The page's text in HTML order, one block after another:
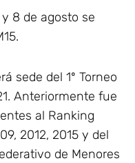
8 de agosto se
sede del 1º Torneo
Anteriormente fue
al Ranking
2012, 2015 y del
de Menores